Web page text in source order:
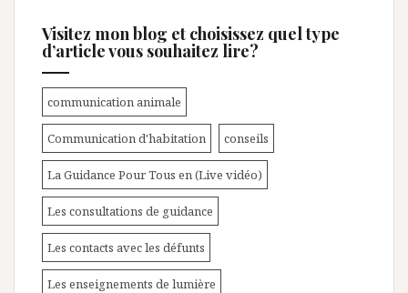
Visitez mon blog et choisissez quel type
d’article vous souhaitez lire?
communication animale
Communication d'habitation conseils
La Guidance Pour Tous en (Live vidéo)
Les consultations de guidance
Les contacts avec les défunts
Les enseignements de lumière